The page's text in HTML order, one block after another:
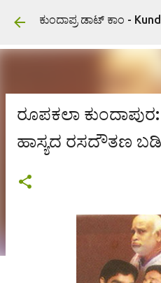
ಕುಂದಾಪ್ರ ಡಾಟ್ ಕಾಂ -
ರೂಪಕಲಾ
ಹಾಸ್ಯದ ರಸದೌತಣ